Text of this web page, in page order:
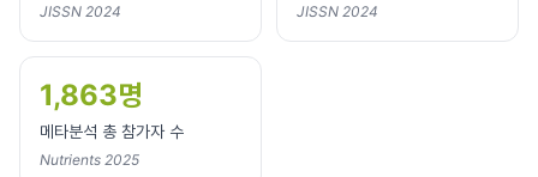
JISSN 2024 JISSN 2024
1,863명
메타분석 총 참가자 수
Nutrients 2025